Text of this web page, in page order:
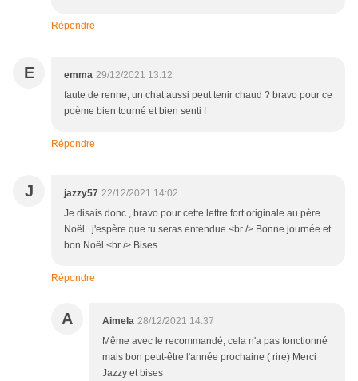
Répondre
E emma 29/12/2021 13:12
faute de renne, un chat aussi peut tenir chaud ? bravo pour ce
poème bien tourné et bien senti !
Répondre
J jazzy57 22/12/2021 14:02
Je disais donc , bravo pour cette lettre fort originale au père
Noël . j'espère que tu seras entendue.<br /> Bonne journée et
bon Noël <br /> Bises
Répondre
A Aimela 28/12/2021 14:37
Même avec le recommandé, cela n'a pas fonctionné
mais bon peut-être l'année prochaine ( rire) Merci
Jazzy et bises